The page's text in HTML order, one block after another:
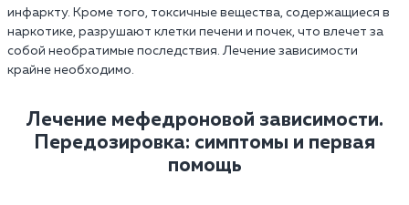
инфаркту. Кроме того, токсичные вещества, содержащиеся в
наркотике, разрушают клетки печени и почек, что влечет за
собой необратимые последствия. Лечение зависимости
крайне необходимо.
Лечение мефедроновой зависимости.
Передозировка: симптомы и первая
помощь